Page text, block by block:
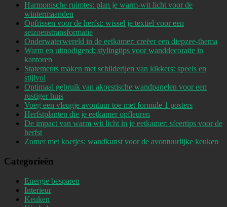
Harmonische ruimtes: plan je warm-wit licht voor de
wintermaanden
Opfrissen voor de herfst: wissel je textiel voor een
seizoenstransformatie
Onderwaterwereld in de eetkamer: creëer een diepzee-thema
Warm en uitnodigend: stylingtips voor wanddecoratie in
kantoren
Statements maken met schilderijen van kikkers: speels en
stijlvol
Optimaal gebruik van akoestische wandpanelen voor een
rustiger huis
Voeg een vleugje avontuur toe met formule 1 posters
Herfstplanten die je eetkamer opfleuren
De impact van warm wit licht in je eetkamer: sfeertips voor de
herfst
Zomer met koetjes: wandkunst voor de avontuurlijke keuken
Categorieën
Energie besparen
Interieur
Keuken